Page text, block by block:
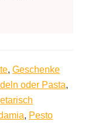
, Geschenke
oder Pasta,
, Pesto